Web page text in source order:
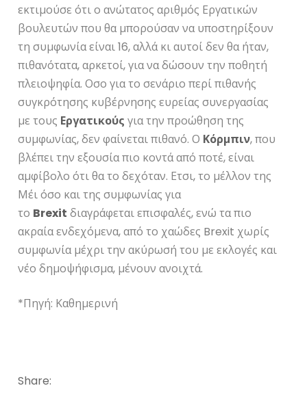
εκτιμούσε ότι ο ανώτατος αριθμός Εργατικών
βουλευτών που θα μπορούσαν να υποστηρίξουν
τη συμφωνία είναι 16, αλλά κι αυτοί δεν θα ήταν,
πιθανότατα, αρκετοί, για να δώσουν την ποθητή
πλειοψηφία. Οσο για το σενάριο περί πιθανής
συγκρότησης κυβέρνησης ευρείας συνεργασίας
με τους Εργατικούς για την προώθηση της
συμφωνίας, δεν φαίνεται πιθανό. Ο Κόρμπιν, που
βλέπει την εξουσία πιο κοντά από ποτέ, είναι
αμφίβολο ότι θα το δεχόταν. Ετσι, το μέλλον της
Μέι όσο και της συμφωνίας για
το Brexit διαγράφεται επισφαλές, ενώ τα πιο
ακραία ενδεχόμενα, από το χαώδες Brexit χωρίς
συμφωνία μέχρι την ακύρωσή του με εκλογές και
νέο δημοψήφισμα, μένουν ανοιχτά.
*Πηγή: Καθημερινή
Share: